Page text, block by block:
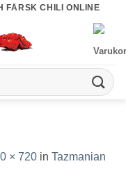
FÄRSK CHILI ONLINE
× 720 in Tazmanian